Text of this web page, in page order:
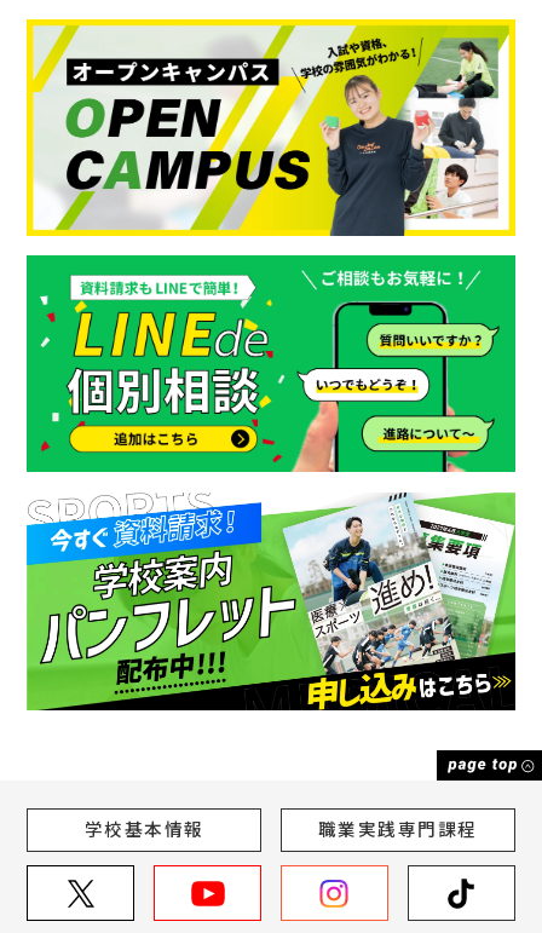
学校基本情報 職業実践専門課程